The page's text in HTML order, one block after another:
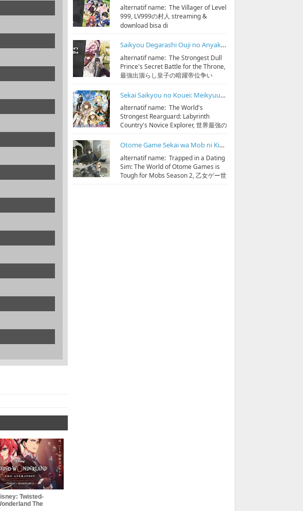
Twisted-
The
alternatif name: The Villager of Level
999, LV999の村人 streaming &
download bisa di
https://bit.ly/hidoristreamonline
Sinopsis: D...
Saikyou Degarashi Ouji no Anyaku Teii Arasoi Subtitle Indonesia
alternatif name: The Strongest Dull
Prince's Secret Battle for the Throne,
最強出涸らし皇子の暗躍帝位争い
streaming & download bisa di
https:...
Sekai Saikyou no Kouei: Meikyuukoku no Shinjin Tansakusha Subtitle Indonesia
alternatif name: The World's
Strongest Rearguard: Labyrinth
Country's Novice Explorer, 世界最強の
後衛 ～迷宮国の新人探索者～
streaming & down...
Otome Game Sekai wa Mob ni Kibishii Sekai desu Season 2 Subtitle Indonesia
alternatif name: Trapped in a Dating
Sim: The World of Otome Games is
Tough for Mobs Season 2, 乙女ゲー世
界はモブに厳しい世界です 第2期